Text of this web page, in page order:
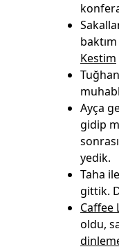
Kestim
Ayça
gidip
yedik.
Taha
gittik.
Caffee
oldu,